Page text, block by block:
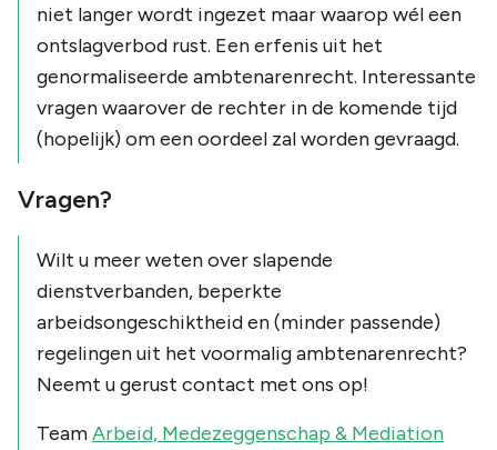
niet langer wordt ingezet maar waarop wél een
ontslagverbod rust. Een erfenis uit het
genormaliseerde ambtenarenrecht. Interessante
vragen waarover de rechter in de komende tijd
(hopelijk) om een oordeel zal worden gevraagd.
Vragen?
Wilt u meer weten over slapende
dienstverbanden, beperkte
arbeidsongeschiktheid en (minder passende)
regelingen uit het voormalig ambtenarenrecht?
Neemt u gerust contact met ons op!
TeamArbeid, Medezeggenschap & Mediation